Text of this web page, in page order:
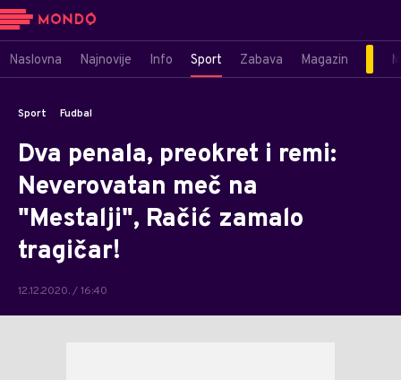
Naslovna Najnovije Info Sport Zabava Magazin
Sport Fudbal
Dva penala, preokret i remi:
Neverovatan meč na
"Mestalji", Račić zamalo
tragičar!
12.12.2020. / 16:40